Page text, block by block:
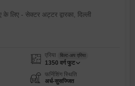
के लिए - सेक्टर अट्टर द्वारका, दिल्ली
एरिया बिल्ट-अप एरिया
1350 वर्ग फुट
फर्निशिंग स्थिति
अर्ध-सुसज्जित